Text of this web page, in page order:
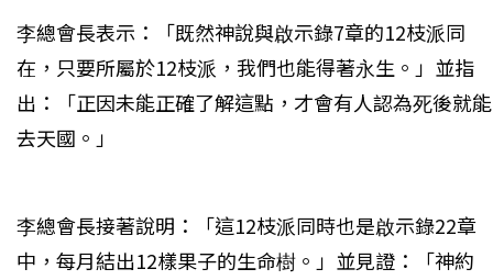
李總會長表示：「既然神說與啟示錄7章的12枝派同
在，只要所屬於12枝派，我們也能得著永生。」並指
出：「正因未能正確了解這點，才會有人認為死後就能
去天國。」
李總會長接著說明：「這12枝派同時也是啟示錄22章
中，每月結出12樣果子的生命樹。」並見證：「神約